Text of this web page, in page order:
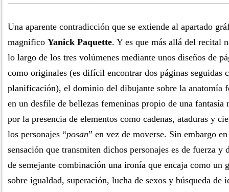
Una aparente contradicción que se extiende al apartado
magnifico Yanick Paquette. Y es que más allá del recital
lo largo de los tres volúmenes mediante unos diseños de
como originales (es difícil encontrar dos páginas seguidas
planificación), el dominio del dibujante sobre la anatomía
en un desfile de bellezas femeninas propio de una fantasía
por la presencia de elementos como cadenas, ataduras y
los personajes “posan” en vez de moverse. Sin embargo
sensación que transmiten dichos personajes es de fuerza y
de semejante combinación una ironía que encaja como un
sobre igualdad, superación, lucha de sexos y búsqueda de